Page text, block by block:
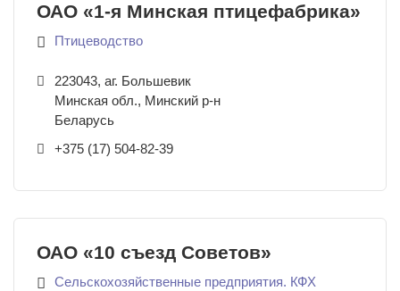
ОАО «1-я Минская птицефабрика»
Птицеводство
223043, аг. Большевик
Минская обл., Минский р-н
Беларусь
+375 (17) 504-82-39
ОАО «10 съезд Советов»
Сельскохозяйственные предприятия. КФХ